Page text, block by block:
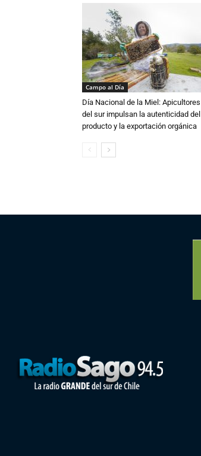
Campo al Día
Día Nacional de la Miel: Apicultores
del sur impulsan la autenticidad del
producto y la exportación orgánica